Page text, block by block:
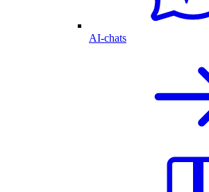
AI-chats